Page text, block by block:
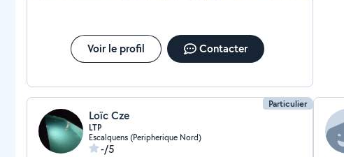
maintenu à l'initial. Juste parce qu'un geste commercial aussi
petit soit il, est révélateur des valeurs humaines du prestataire.
Là pour le coup, zéro pointé pour le sens commercial d'Antoine.
Voir le profil Contacter
Particulier
Loïc Cze
LTP
Escalquens (Peripherique Nord)
-/5